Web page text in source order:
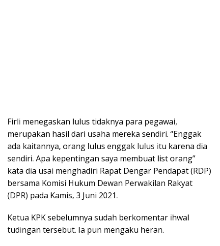
Firli menegaskan lulus tidaknya para pegawai,
merupakan hasil dari usaha mereka sendiri. “Enggak
ada kaitannya, orang lulus enggak lulus itu karena dia
sendiri. Apa kepentingan saya membuat list orang”
kata dia usai menghadiri Rapat Dengar Pendapat (RDP)
bersama Komisi Hukum Dewan Perwakilan Rakyat
(DPR) pada Kamis, 3 Juni 2021.
Ketua KPK sebelumnya sudah berkomentar ihwal
tudingan tersebut. Ia pun mengaku heran.